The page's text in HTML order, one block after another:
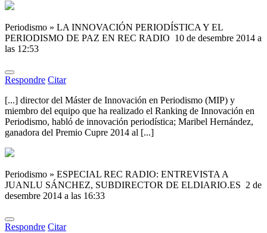
Periodismo » LA INNOVACIÓN PERIODÍSTICA Y EL
PERIODISMO DE PAZ EN REC RADIO 10 de desembre 2014 a
las 12:53
Respondre Citar
[...] director del Máster de Innovación en Periodismo (MIP) y
miembro del equipo que ha realizado el Ranking de Innovación en
Periodismo, habló de innovación periodística; Maribel Hernández,
ganadora del Premio Cupre 2014 al [...]
Periodismo » ESPECIAL REC RADIO: ENTREVISTA A
JUANLU SÁNCHEZ, SUBDIRECTOR DE ELDIARIO.ES 2 de
desembre 2014 a las 16:33
Respondre Citar